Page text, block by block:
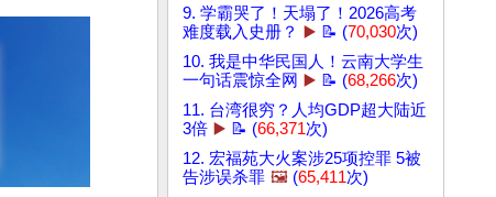
9. 学霸哭了！天塌了！2026高考
难度载入史册？
▶️ 📝 (70,030次)
10. 我是中华民国人！云南大学生
一句话震惊全网 ▶️ 📝 (68,266次)
11. 台湾很穷？人均GDP超大陆近
3倍 ▶️ 📝 (66,371次)
12. 宏福苑大火案涉25项控罪 5被
告涉误杀罪 🖼️ (65,411次)